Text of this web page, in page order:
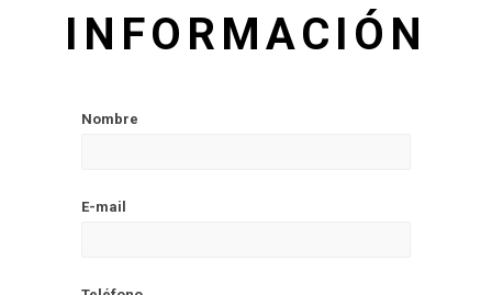
INFORMACIÓN
Nombre
E-mail